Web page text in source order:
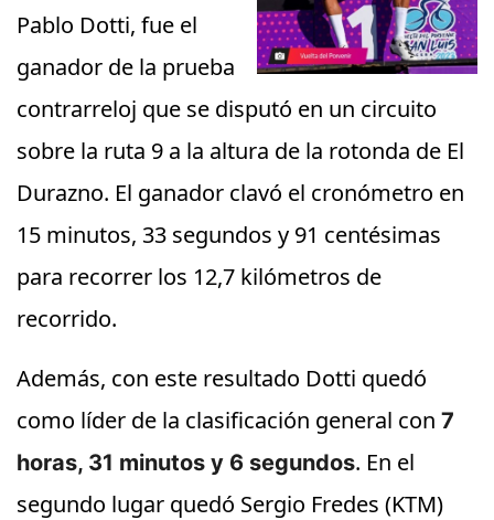
Pablo Dotti, fue el
ganador de la prueba
contrarreloj que se disputó en un circuito
sobre la ruta 9 a la altura de la rotonda de El
Durazno. El ganador clavó el cronómetro en
15 minutos, 33 segundos y 91 centésimas
para recorrer los 12,7 kilómetros de
recorrido.
Además, con este resultado Dotti quedó
como líder de la clasificación general con 7
horas, 31 minutos y 6 segundos. En el
segundo lugar quedó Sergio Fredes (KTM)